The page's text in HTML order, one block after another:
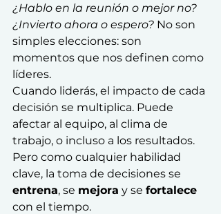
¿Hablo en la reunión o mejor no?
¿Invierto ahora o espero? No son
simples elecciones: son
momentos que nos definen como
líderes.
Cuando liderás, el impacto de cada
decisión se multiplica. Puede
afectar al equipo, al clima de
trabajo, o incluso a los resultados.
Pero como cualquier habilidad
clave, la toma de decisiones se
entrena, se mejora y se fortalece
con el tiempo.